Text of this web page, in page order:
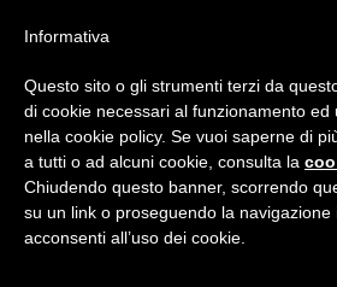
Informativa
Questo sito o gli strumenti terzi da
di cookie necessari al funzionamento ed
nella cookie policy. Se vuoi saperne di
a tutti o ad alcuni cookie, consulta la
Chiudendo questo banner, scorrendo
su un link o proseguendo la navigazione
acconsenti all’uso dei cookie.